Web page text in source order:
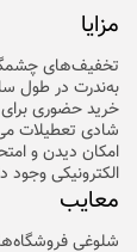
مزایا
تخفیف‌های
به‌ندرت در طول
خرید حضوری
شادی تعطیلات
امکان دیدن و
الکترونیکی وجود
معایب
شلوغی